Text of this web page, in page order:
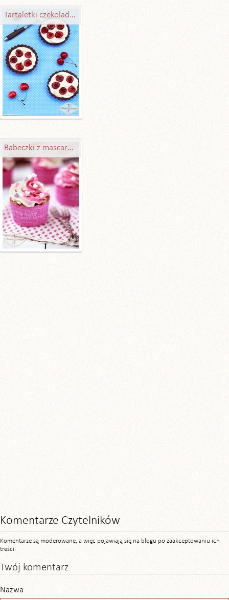
Tartaletki czekoladowe
Babeczki z mascarpone i konfiturą
Komentarze Czytelników
Komentarze są moderowane, a więc pojawiają się na blogu po zaakceptowaniu ich
treści.
Twój komentarz
Nazwa